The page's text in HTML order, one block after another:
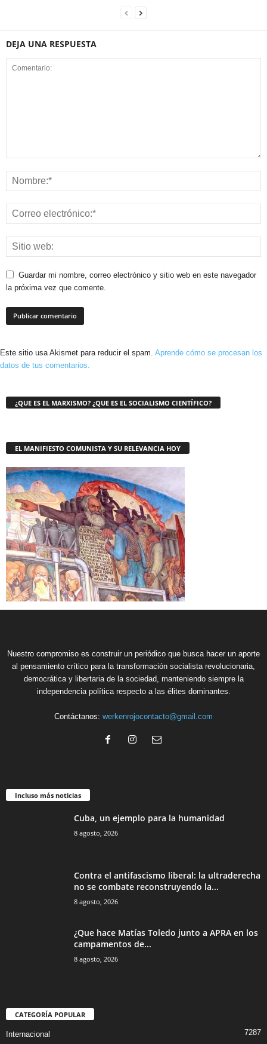
DEJA UNA RESPUESTA
Guardar mi nombre, correo electrónico y sitio web en este navegador
la próxima vez que comente.
Este sitio usa Akismet para reducir el spam. Aprende cómo se procesan los
datos de tus comentarios.
¿QUE ES EL MARXISMO? ¿QUE ES EL SOCIALISMO CIENTÍFICO?
EL MANIFIESTO COMUNISTA Y SU RELEVANCIA HOY
Nuestro compromiso es construir un periódico que busca hacer un aporte
al pensamiento crítico para la transformación socialista revolucionaria,
democrática y libertaria de la sociedad, manteniendo siempre la
independencia política respecto a las élites dominantes.
Contáctanos: werkenrojocontacto@gmail.com
Incluso más noticias
Cuba, un ejemplo para la humanidad
8 agosto, 2026
Contra el antifascismo liberal: la ultraderecha
no se combate reconstruyendo la...
8 agosto, 2026
¿Que hace Matías Toledo junto a APRA en los
campamentos de...
8 agosto, 2026
CATEGORÍA POPULAR
Internacional 7287